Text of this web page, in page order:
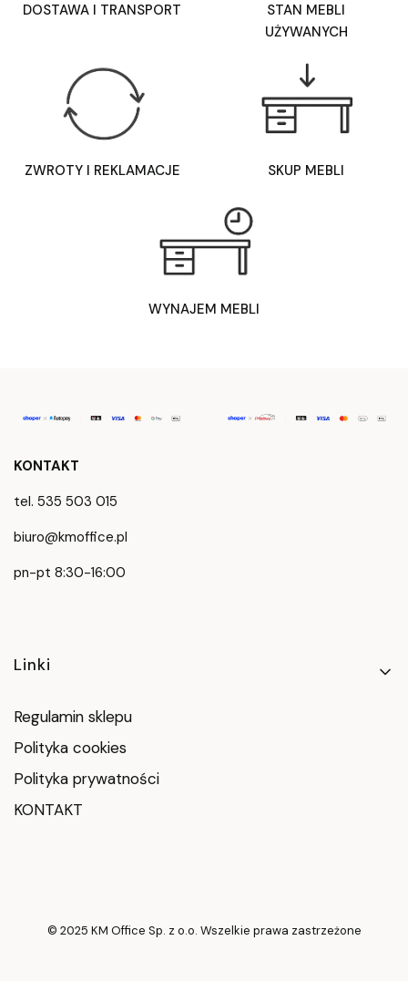
DOSTAWA I TRANSPORT
STAN MEBLI
UŻYWANYCH
ZWROTY I REKLAMACJE SKUP MEBLI
WYNAJEM MEBLI
KONTAKT
tel. 535 503 015
biuro@kmoffice.pl
pn-pt 8:30-16:00
Linki w stopce
Linki
Regulamin sklepu
Polityka cookies
Polityka prywatności
KONTAKT
© 2025 KM Office Sp. z o.o. Wszelkie prawa zastrzeżone